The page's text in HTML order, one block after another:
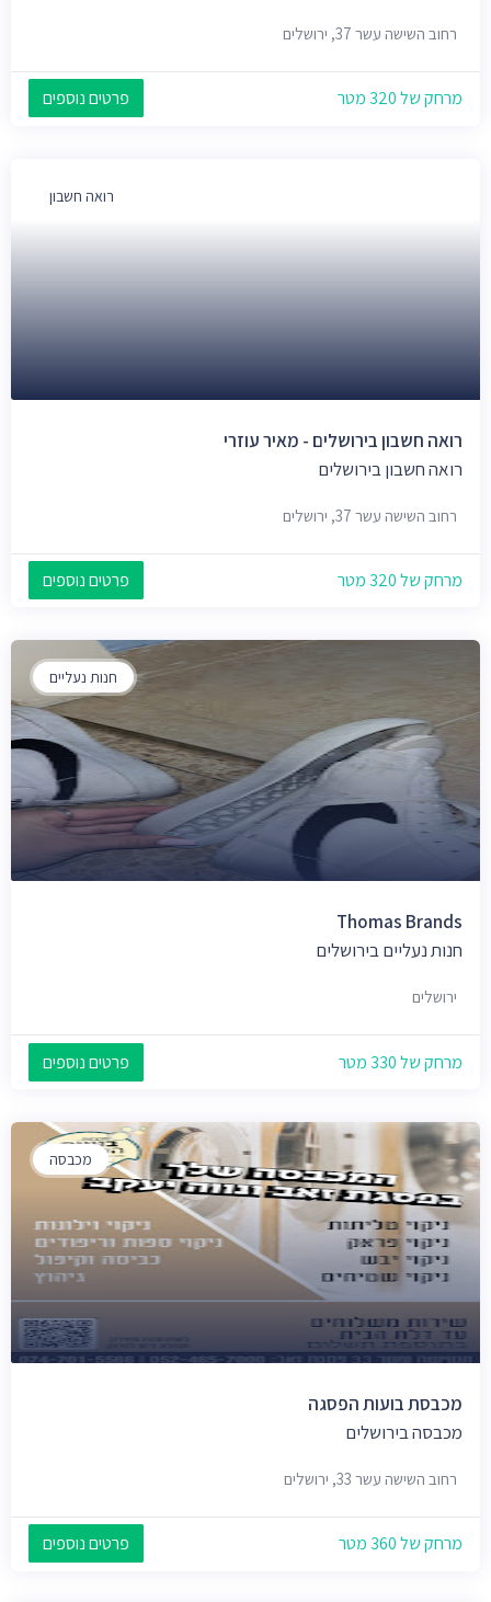
רחוב השישה עשר 37, ירושלים
מרחק של 320 מטר פרטים נוספים
רואה חשבון
רואה חשבון בירושלים - מאיר עוזרי
רואה חשבון בירושלים
רחוב השישה עשר 37, ירושלים
מרחק של 320 מטר פרטים נוספים
חנות נעליים
Thomas Brands
חנות נעליים בירושלים
ירושלים
מרחק של 330 מטר פרטים נוספים
מכבסה
מכבסת בועות הפסגה
מכבסה בירושלים
רחוב השישה עשר 33, ירושלים
מרחק של 360 מטר פרטים נוספים